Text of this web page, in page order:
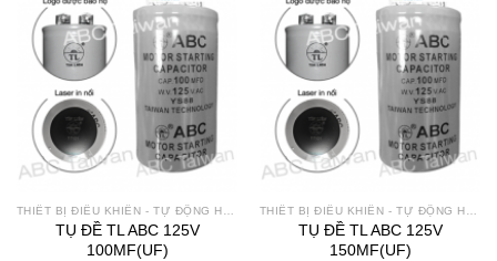
TỤ ĐỀ TL ABC 125V
100MF(UF)
TỤ ĐỀ TL ABC 125V
150MF(UF)